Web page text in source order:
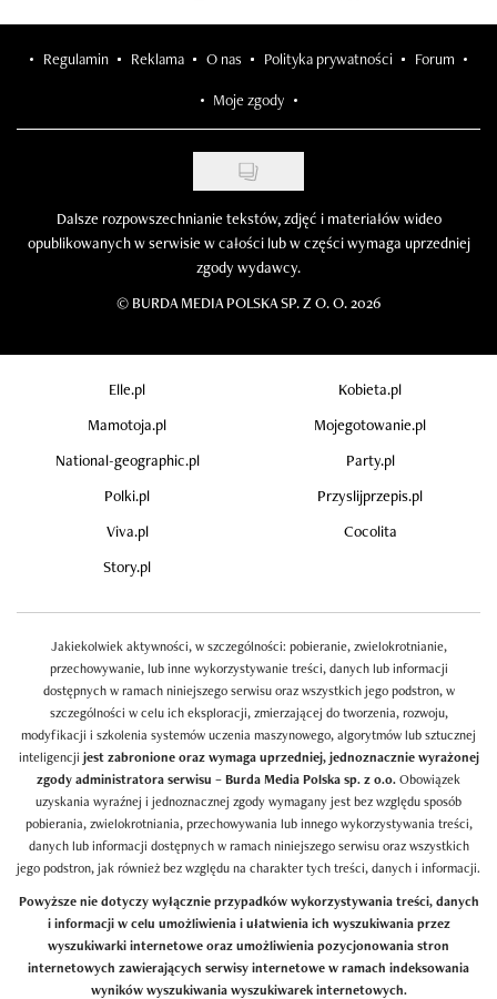
Regulamin Reklama O nas Polityka prywatności Forum
Moje zgody
Dalsze rozpowszechnianie tekstów, zdjęć i materiałów wideo
opublikowanych w serwisie w całości lub w części wymaga uprzedniej
zgody wydawcy.
© BURDA MEDIA POLSKA SP. Z O. O. 2026
Elle.pl
Kobieta.pl
Mamotoja.pl
Mojegotowanie.pl
National-geographic.pl
Party.pl
Polki.pl
Przyslijprzepis.pl
Viva.pl
Cocolita
Story.pl
Jakiekolwiek aktywności, w szczególności: pobieranie, zwielokrotnianie,
przechowywanie, lub inne wykorzystywanie treści, danych lub informacji
dostępnych w ramach niniejszego serwisu oraz wszystkich jego podstron, w
szczególności w celu ich eksploracji, zmierzającej do tworzenia, rozwoju,
modyfikacji i szkolenia systemów uczenia maszynowego, algorytmów lub sztucznej
inteligencji jest zabronione oraz wymaga uprzedniej, jednoznacznie wyrażonej
zgody administratora serwisu – Burda Media Polska sp. z o.o.Obowiązek
uzyskania wyraźnej i jednoznacznej zgody wymagany jest bez względu sposób
pobierania, zwielokrotniania, przechowywania lub innego wykorzystywania treści,
danych lub informacji dostępnych w ramach niniejszego serwisu oraz wszystkich
jego podstron, jak również bez względu na charakter tych treści, danych i informacji.
Powyższe nie dotyczy wyłącznie przypadków wykorzystywania treści, danych
i informacji w celu umożliwienia i ułatwienia ich wyszukiwania przez
wyszukiwarki internetowe oraz umożliwienia pozycjonowania stron
internetowych zawierających serwisy internetowe w ramach indeksowania
wyników wyszukiwania wyszukiwarek internetowych.